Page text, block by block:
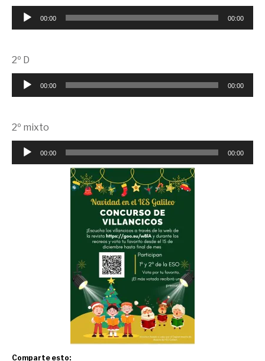
Reproductor
de
00:00 00:00
2º D
Reproductor
de
00:00 00:00
2º mixto
Reproductor
de
00:00 00:00
Comparte esto: